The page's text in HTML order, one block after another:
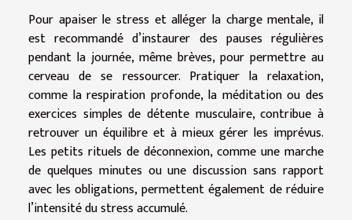
Pour apaiser le stress et alléger la charge mentale, il
est recommandé d’instaurer des pauses régulières
pendant la journée, même brèves, pour permettre au
cerveau de se ressourcer. Pratiquer la relaxation,
comme la respiration profonde, la méditation ou des
exercices simples de détente musculaire, contribue à
retrouver un équilibre et à mieux gérer les imprévus.
Les petits rituels de déconnexion, comme une marche
de quelques minutes ou une discussion sans rapport
avec les obligations, permettent également de réduire
l’intensité du stress accumulé.